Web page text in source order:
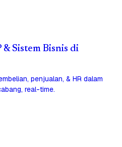
& Sistem Bisnis di
penjualan, & HR dalam
real-time.